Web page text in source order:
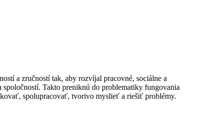
a zručností tak, aby rozvíjal pracovné, sociálne a
Takto preniknú do problematiky fungovania
spolupracovať, tvorivo myslieť a riešiť problémy.